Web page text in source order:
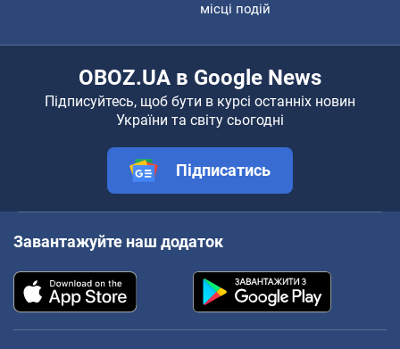
місці подій
OBOZ.UA в Google News
Підписуйтесь, щоб бути в курсі останніх новин
України та світу сьогодні
Підписатись
Завантажуйте наш додаток